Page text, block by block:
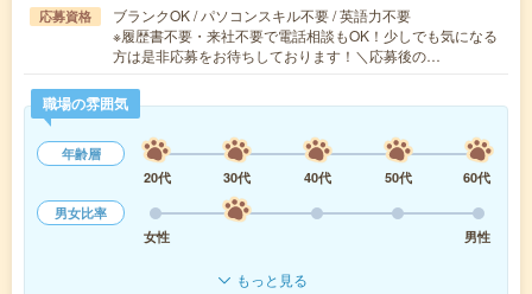
応募資格
ブランクOK / パソコンスキル不要 / 英語力不要
※履歴書不要・来社不要で電話相談もOK！少しでも気になる
方は是非応募をお待ちしております！＼応募後の…
職場の雰囲気
年齢層
20代
30代 40代 50代
60代
男女比率
女性
男性
もっと見る